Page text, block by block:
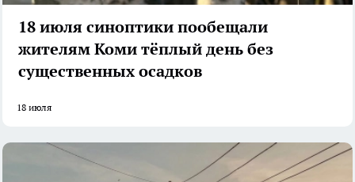
18 июля синоптики пообещали
жителям Коми тёплый день без
существенных осадков
18 июля